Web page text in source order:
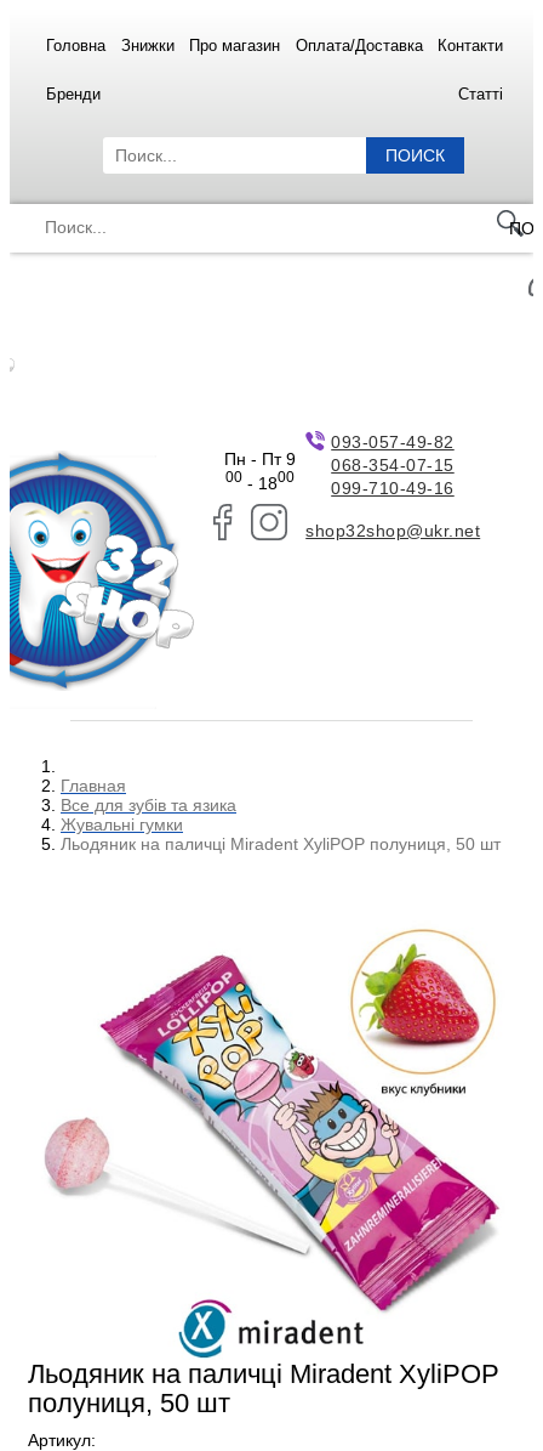
Головна Знижки Про магазин Оплата/Доставка Контакти
Бренди Статті
ПОИСК
Пн - Пт 9
00- 1800
093-057-49-82
068-354-07-15
099-710-49-16
shop32shop@ukr.net
Главная
Все для зубів та язика
Жувальні гумки
Льодяник на паличці Miradent XyliPOP полуниця, 50 шт
Льодяник на паличці Miradent XyliPOP
полуниця, 50 шт
Артикул: